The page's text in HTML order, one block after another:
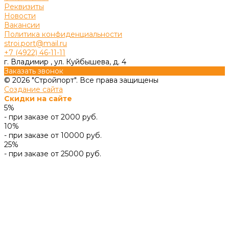
Реквизиты
Новости
Вакансии
Политика конфиденциальности
stroi.port@mail.ru
+7 (4922) 46-11-11
г. Владимир , ул. Куйбышева, д. 4
Заказать звонок
© 2026 "Стройпорт". Все права защищены
Создание сайта
Скидки на сайте
5%
- при заказе от 2000 руб.
10%
- при заказе от 10000 руб.
25%
- при заказе от 25000 руб.